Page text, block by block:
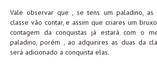
Vale observar que , se tens um paladino, as
classe vão contar, e assim que criares um
contagem da conquistas já estará com o
paladino, porém , ao adquirires as duas da
será adicionado a conquista elas.